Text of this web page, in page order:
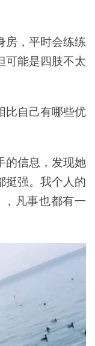
房，平时会练练
可能是四肢不太
比自己有哪些优
的信息，发现她
挺强。我个人的
凡事也都有一